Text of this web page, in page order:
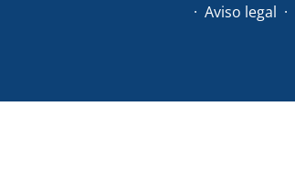
Aviso legal